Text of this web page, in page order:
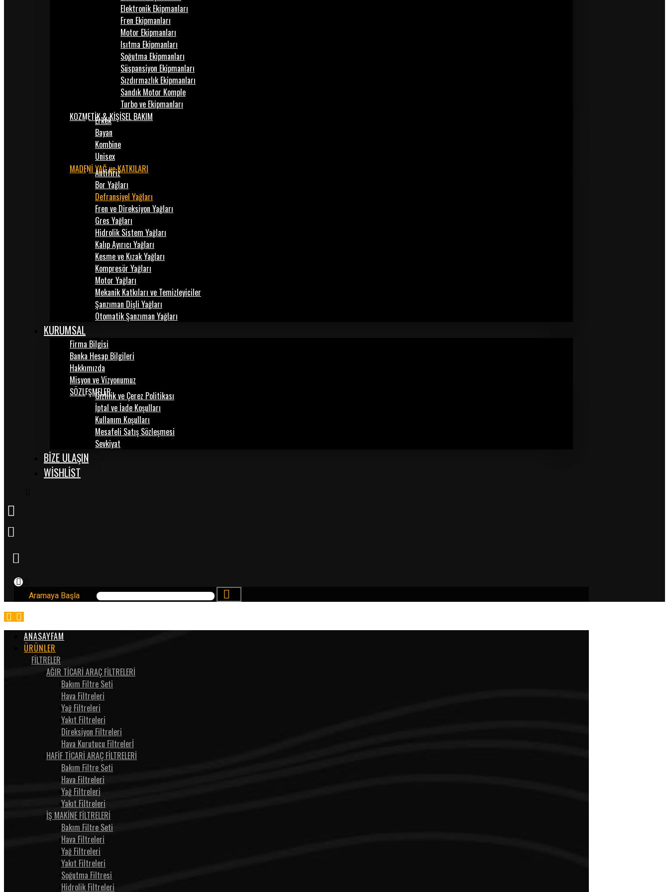
Elektronik Ekipmanları
Fren Ekipmanları
Motor Ekipmanları
Isıtma Ekipmanları
Soğutma Ekipmanları
Süspansiyon Ekipmanları
Sızdırmazlık Ekipmanları
Sandık Motor Komple
Turbo ve Ekipmanları
KOZMETİK & KİŞİSEL BAKIM
Erkek
Bayan
Kombine
Unisex
MADENİ YAĞ ve KATKILARI
Antifiriz
Bor Yağları
Defransiyel Yağları
Fren ve Direksiyon Yağları
Gres Yağları
Hidrolik Sistem Yağları
Kalıp Ayırıcı Yağları
Kesme ve Kızak Yağları
Kompresör Yağları
Motor Yağları
Mekanik Katkıları ve Temizleyiciler
Şanzıman Dişli Yağları
Otomatik Şanzıman Yağları
KURUMSAL
Firma Bilgisi
Banka Hesap Bilgileri
Hakkımızda
Misyon ve Vizyonumuz
SÖZLEŞMELERGizlilik ve Çerez Politikası
İptal ve İade Koşulları
Kullanım Koşulları
Mesafeli Satış Sözleşmesi
Sevkiyat
BİZE ULAŞIN
WISHLIST
Aramaya Başla
ANASAYFAM
ÜRÜNLER
FİLTRELER
AĞIR TİCARİ ARAÇ FİLTRELERİ
Bakım Filtre Seti
Hava Filtreleri
Yağ Filtreleri
Yakıt Filtreleri
Direksiyon Filtreleri
Hava Kurutucu Filtrelerİ
HAFİF TİCARİ ARAÇ FİLTRELERİ
Bakım Filtre Seti
Hava Filtreleri
Yağ Filtreleri
Yakıt Filtreleri
İŞ MAKİNE FİLTRELERİ
Bakım Filtre Seti
Hava Filtreleri
Yağ Filtreleri
Yakıt Filtreleri
Soğutma Filtresi
Hidrolik Filtreleri